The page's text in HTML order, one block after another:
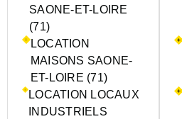
SAONE-ET-LOIRE
(71)
LOCATION
MAISONS SAONE-
ET-LOIRE (71)
LOCATION LOCAUX
INDUSTRIELS